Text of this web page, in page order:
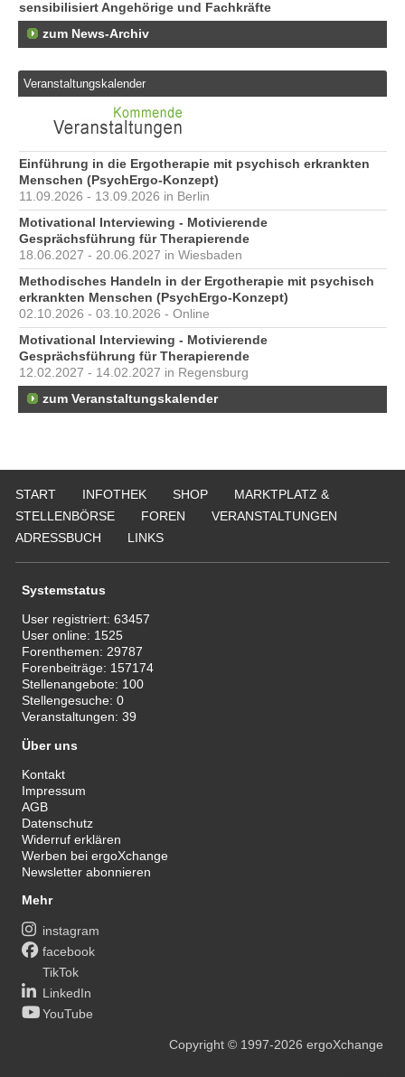
sensibilisiert Angehörige und Fachkräfte
zum News-Archiv
Veranstaltungskalender
Einführung in die Ergotherapie mit psychisch erkrankten
Menschen (PsychErgo-Konzept)
11.09.2026 - 13.09.2026 in Berlin
Motivational Interviewing - Motivierende
Gesprächsführung für Therapierende
18.06.2027 - 20.06.2027 in Wiesbaden
Methodisches Handeln in der Ergotherapie mit psychisch
erkrankten Menschen (PsychErgo-Konzept)
02.10.2026 - 03.10.2026 - Online
Motivational Interviewing - Motivierende
Gesprächsführung für Therapierende
12.02.2027 - 14.02.2027 in Regensburg
zum Veranstaltungskalender
START INFOTHEK SHOP
MARKTPLATZ &
STELLENBÖRSE
FOREN
VERANSTALTUNGEN
ADRESSBUCH
LINKS
Systemstatus
User registriert:63457
User online: 1525
Forenthemen: 29787
Forenbeiträge: 157174
Stellenangebote: 100
Stellengesuche:0
Veranstaltungen:39
Über uns
Kontakt
Impressum
AGB
Datenschutz
Widerruf erklären
Werben bei ergoXchange
Newsletter abonnieren
Mehr
instagram
facebook
TikTok
LinkedIn
YouTube
Copyright© 1997-2026 ergoXchange